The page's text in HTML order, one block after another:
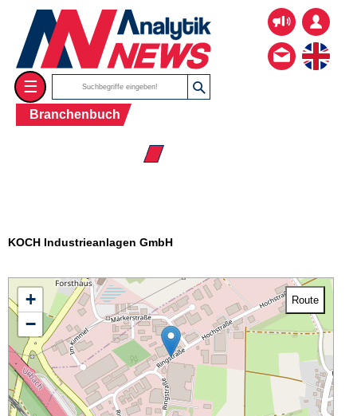
☰
Branchenbuch
☰ Firmenverzeichnis
KOCH Industrieanlagen GmbH
+
−
Route